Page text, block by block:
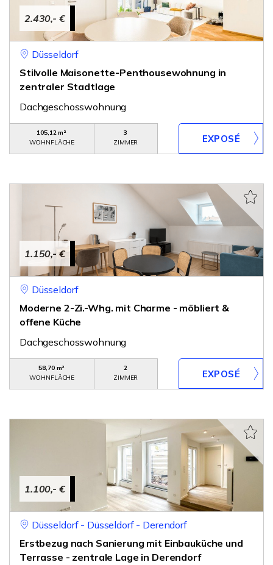
2.430,- €
Düsseldorf
Stilvolle Maisonette-Penthousewohnung in
zentraler Stadtlage
Dachgeschosswohnung
105,12 m²
WOHNFLÄCHE
3
ZIMMER
1.150,- €
Düsseldorf
Moderne 2-Zi.-Whg. mit Charme - möbliert &
offene Küche
Dachgeschosswohnung
58,70 m²
WOHNFLÄCHE
2
ZIMMER
1.100,- €
Düsseldorf - Düsseldorf - Derendorf
Erstbezug nach Sanierung mit Einbauküche und
Terrasse - zentrale Lage in Derendorf